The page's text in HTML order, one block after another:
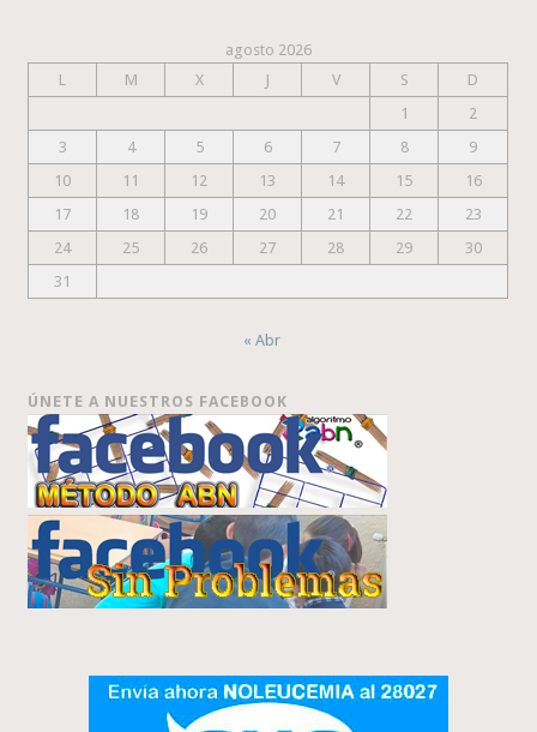
agosto 2026
L
M X J V S
D
1
2
3
4 5 6 7 8
9
10
11 12 13 14 15
16
17
18 19 20 21 22
23
24
25 26 27 28 29
30
31
« Abr
ÚNETE A NUESTROS FACEBOOK